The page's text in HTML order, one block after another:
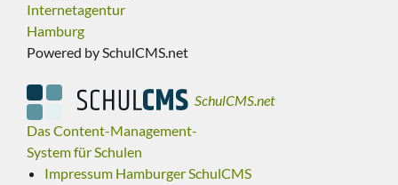
Internetagentur
Hamburg
Powered by SchulCMS.net
SchulCMS.net
Das Content-Management-
System für Schulen
Impressum Hamburger SchulCMS